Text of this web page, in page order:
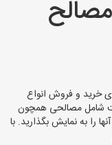
خرید و فروش انواع
شامل مصالحی همچون
را به نمایش بگذارید. با